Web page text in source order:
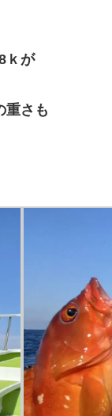
ｋが
重さも